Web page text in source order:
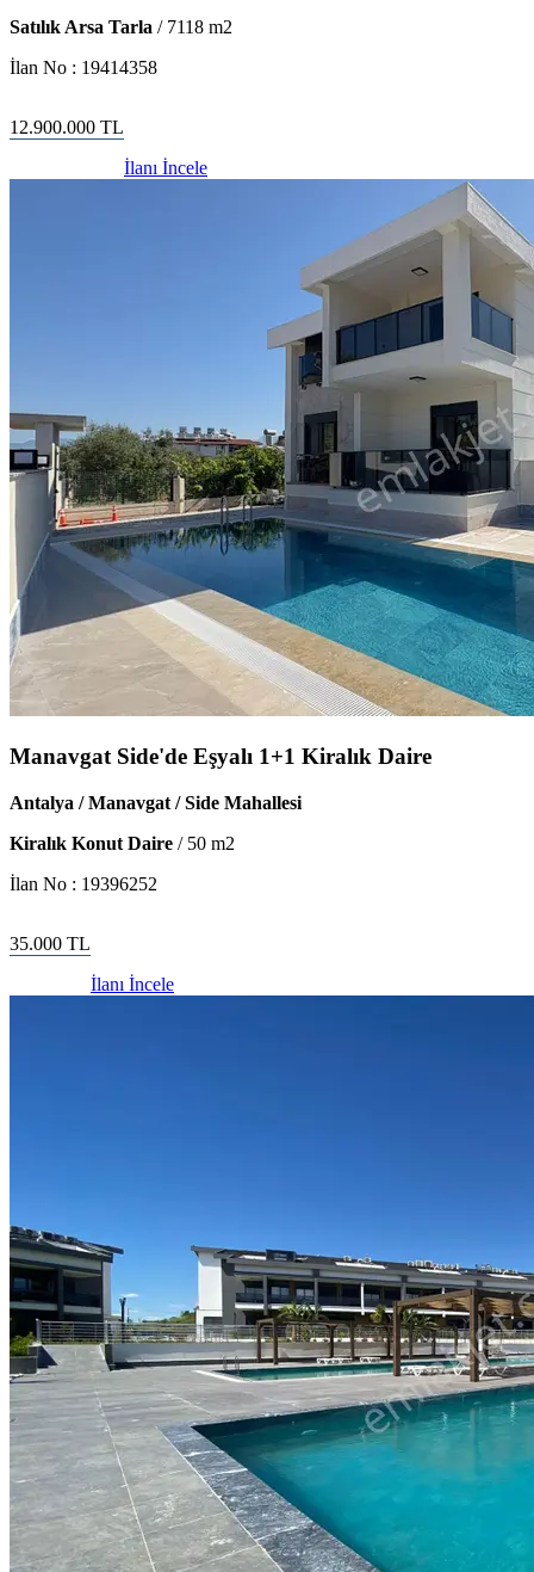
Satılık Arsa Tarla / 7118 m2
İlan No : 19414358
12.900.000 TL
İlanı İncele
Manavgat Side'de Eşyalı 1+1 Kiralık Daire
Antalya / Manavgat / Side Mahallesi
Kiralık Konut Daire / 50 m2
İlan No : 19396252
35.000 TL
İlanı İncele